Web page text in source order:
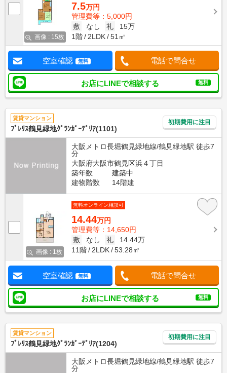
画像 : 15枚
7.5万円
管理費等：5,000円
敷
なし 礼
15万
1階
2LDK 51㎡
空室確認 無料 電話で問合せ
お店にLINEで相談する 無料
賃貸マンション
ﾌﾟﾚﾘｽ鶴見緑地ｸﾞﾗﾝｶﾞｰﾃﾞﾘｱ(1101)
初期費用に注目
大阪メトロ長堀鶴見緑地線/鶴見緑地駅 徒歩7
分
大阪府大阪市鶴見区浜４丁目
築年数
建築中
建物階数
14階建
画像 : 1枚
無料オンライン相談可
14.44万円
管理費等：14,650円
敷
なし 礼
14.44万
11階
2LDK 53.28㎡
空室確認 無料 電話で問合せ
お店にLINEで相談する 無料
賃貸マンション
ﾌﾟﾚﾘｽ鶴見緑地ｸﾞﾗﾝｶﾞｰﾃﾞﾘｱ(1204)
初期費用に注目
大阪メトロ長堀鶴見緑地線/鶴見緑地駅 徒歩7
分